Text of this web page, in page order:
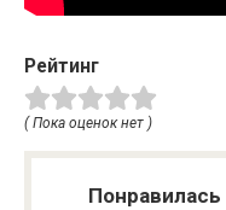
Рейтинг
( Пока оценок нет )